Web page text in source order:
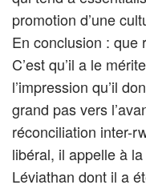
promotion d’une
En conclusion : que
C’est qu’il a le
l’impression qu’il
grand pas vers
réconciliation inter-
libéral, il appelle à
Léviathan dont il a